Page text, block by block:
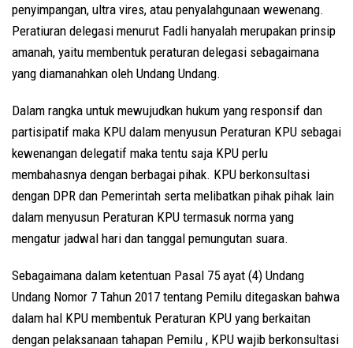
penyimpangan, ultra vires, atau penyalahgunaan wewenang.
Peratiuran delegasi menurut Fadli hanyalah merupakan prinsip
amanah, yaitu membentuk peraturan delegasi sebagaimana
yang diamanahkan oleh Undang Undang.
Dalam rangka untuk mewujudkan hukum yang responsif dan
partisipatif maka KPU dalam menyusun Peraturan KPU sebagai
kewenangan delegatif maka tentu saja KPU perlu
membahasnya dengan berbagai pihak. KPU berkonsultasi
dengan DPR dan Pemerintah serta melibatkan pihak pihak lain
dalam menyusun Peraturan KPU termasuk norma yang
mengatur jadwal hari dan tanggal pemungutan suara.
Sebagaimana dalam ketentuan Pasal 75 ayat (4) Undang
Undang Nomor 7 Tahun 2017 tentang Pemilu ditegaskan bahwa
dalam hal KPU membentuk Peraturan KPU yang berkaitan
dengan pelaksanaan tahapan Pemilu , KPU wajib berkonsultasi